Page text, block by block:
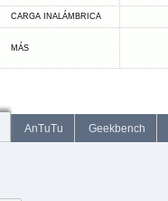
CARGA INALÁMBRICA
MÁS
AnTuTu Geekbench